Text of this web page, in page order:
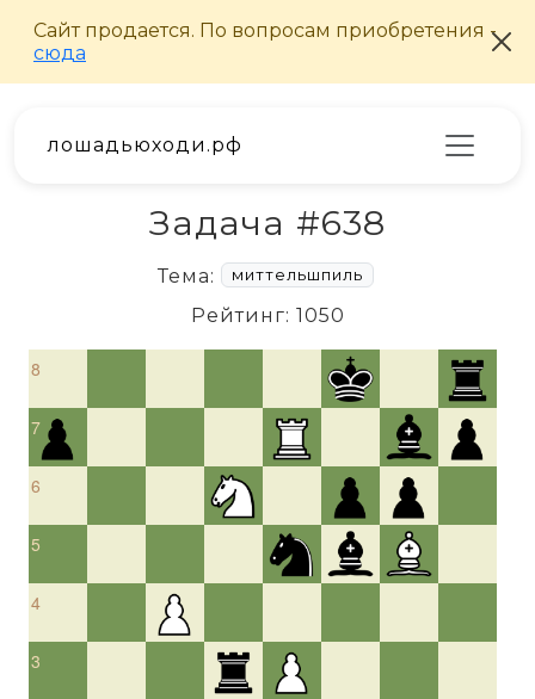
лошадьюходи.рф
Задача #638
Тема: миттельшпиль
Рейтинг: 1050
8
7
6
5
4
3